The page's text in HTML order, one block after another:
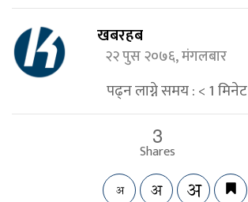
खबरहब
२२ पुस २०७६, मंगलबार
पढ्न लाग्ने समय :< 1मिनेट
3
Shares